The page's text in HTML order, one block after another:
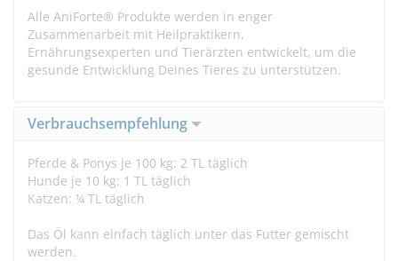
Alle AniForte® Produkte werden in enger
Zusammenarbeit mit Heilpraktikern,
Ernährungsexperten und Tierärzten entwickelt, um die
gesunde Entwicklung Deines Tieres zu unterstützen.
Verbrauchsempfehlung
Pferde & Ponys je 100 kg: 2 TL täglich
Hunde je 10 kg: 1 TL täglich
Katzen: ¼ TL täglich
Das Öl kann einfach täglich unter das Futter gemischt
werden.